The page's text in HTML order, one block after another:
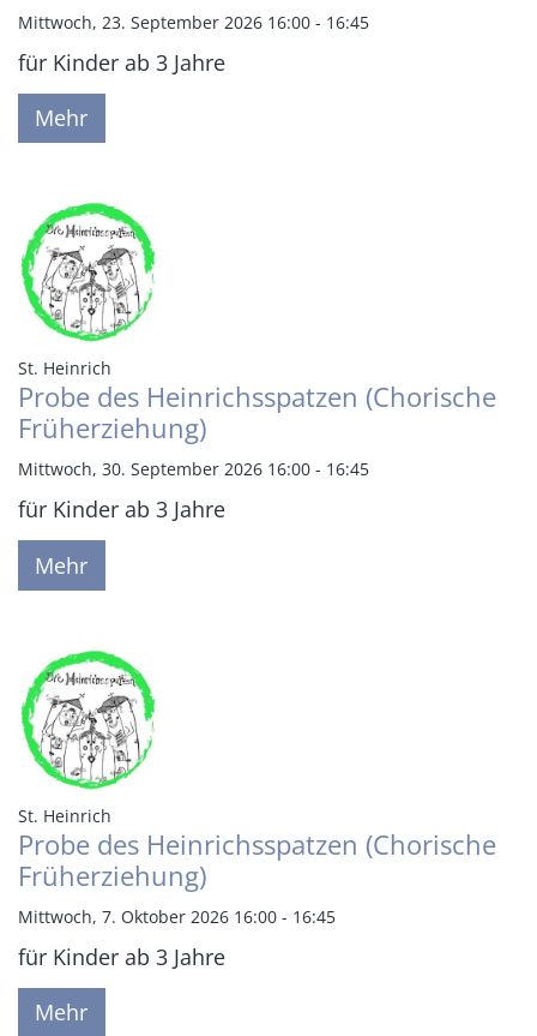
Mittwoch, 23. September 2026 16:00 - 16:45
für Kinder ab 3 Jahre
Mehr
St. Heinrich
Probe des Heinrichsspatzen (Chorische
Früherziehung)
Mittwoch, 30. September 2026 16:00 - 16:45
für Kinder ab 3 Jahre
Mehr
St. Heinrich
Probe des Heinrichsspatzen (Chorische
Früherziehung)
Mittwoch, 7. Oktober 2026 16:00 - 16:45
für Kinder ab 3 Jahre
Mehr